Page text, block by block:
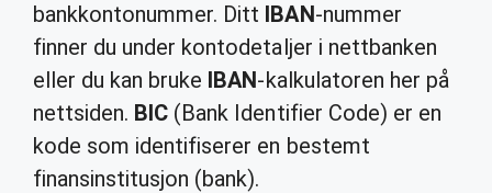
bankkontonummer. Ditt IBAN-nummer
finner du under kontodetaljer i nettbanken
eller du kan bruke IBAN-kalkulatoren her på
nettsiden. BIC (Bank Identifier Code) er en
kode som identifiserer en bestemt
finansinstitusjon (bank).